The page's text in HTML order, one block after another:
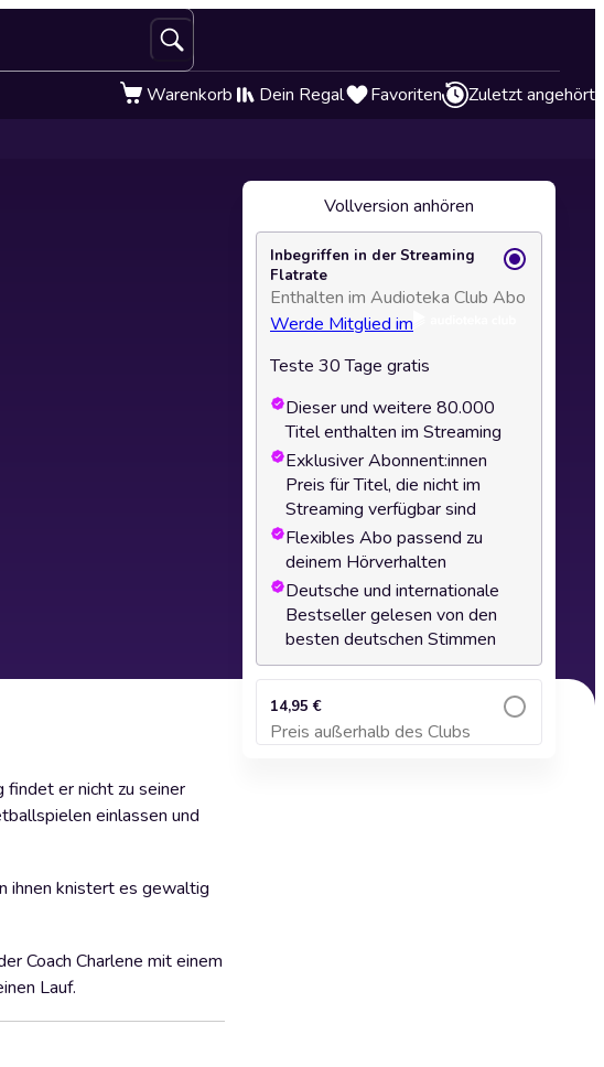
Warenkorb Dein Regal Favoriten Zuletzt angehört
findet er nicht zu seiner
einlassen und
ihnen knistert es gewaltig
Coach Charlene mit einem
Lauf.
Vollversion anhören
Inbegriffen in der Streaming
Flatrate
Enthalten im Audioteka Club Abo
Werde Mitglied im
Teste 30 Tage gratis
Dieser und weitere 80.000
Titel enthalten im Streaming
Exklusiver Abonnent:innen
Preis für Titel, die nicht im
Streaming verfügbar sind
Flexibles Abo passend zu
deinem Hörverhalten
Deutsche und internationale
Bestseller gelesen von den
besten deutschen Stimmen
14,95 €
Preis außerhalb des Clubs
Zum Warenkorb hinzufügen